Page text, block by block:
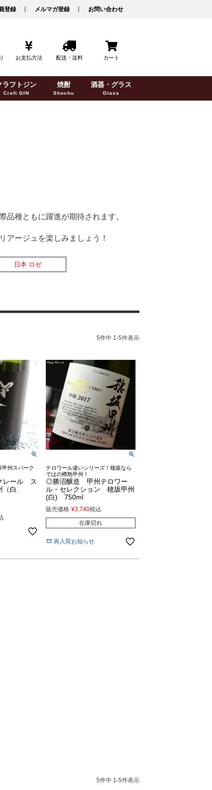
登録 メルマガ登録 お問い合わせ
お支払方法 配送・送料 カート
ラフトジン
Craft GIN
焼酎
Shochu
酒器・グラス
Glass
品種ともに躍進が期待されます。
アージュを楽しみましょう！
日本 ロゼ
5件中 1-5件表示
州スパーク
レール ス
（白.
テロワール違いシリーズ！穂坂なら
ではの樽熟甲州！
◎勝沼醸造 甲州テロワー
ル・セレクション 穂坂甲州
(白) 750ml
販売価格 ¥3,740税込
在庫切れ
再入荷お知らせ
5件中 1-5件表示